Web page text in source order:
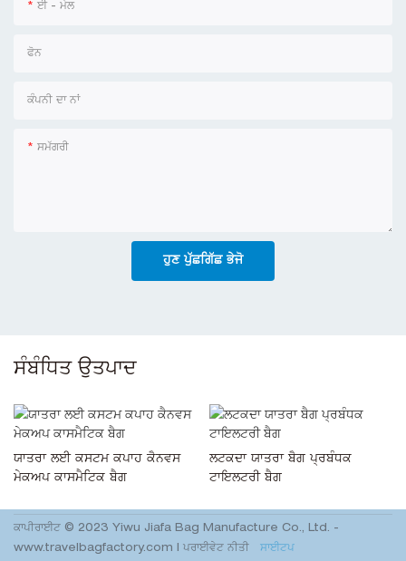
ਈ - ਮੇਲ
ਫੋਨ
ਕੰਪਨੀ ਦਾ ਨਾਂ
ਸਮੱਗਰੀ
ਹੁਣ ਪੁੱਛਗਿੱਛ ਭੇਜੋ
ਸੰਬੰਧਿਤ ਉਤਪਾਦ
ਯਾਤਰਾ ਲਈ ਕਸਟਮ ਕਪਾਹ ਕੈਨਵਸ
ਮੇਕਅਪ ਕਾਸਮੈਟਿਕ ਬੈਗ
ਲਟਕਦਾ ਯਾਤਰਾ ਬੈਗ ਪ੍ਰਬੰਧਕ
ਟਾਇਲਟਰੀ ਬੈਗ
ਕਾਪੀਰਾਈਟ © 2023 Yiwu Jiafa Bag Manufacture Co., Ltd. -
www.travelbagfactory.com
ਪਰਾਈਵੇਟ ਨੀਤੀ ਸਾਈਟਪ